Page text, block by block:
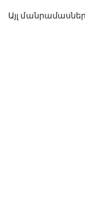
Այլ